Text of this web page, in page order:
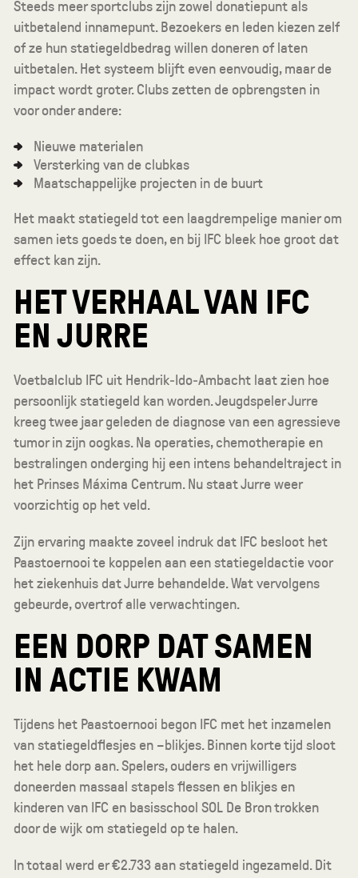
Steeds meer sportclubs zijn zowel donatiepunt als
uitbetalend innamepunt. Bezoekers en leden kiezen zelf
of ze hun statiegeldbedrag willen doneren of laten
uitbetalen. Het systeem blijft even eenvoudig, maar de
impact wordt groter. Clubs zetten de opbrengsten in
voor onder andere:
Nieuwe materialen
Versterking van de clubkas
Maatschappelijke projecten in de buurt
Het maakt statiegeld tot een laagdrempelige manier om
samen iets goeds te doen, en bij IFC bleek hoe groot dat
effect kan zijn.
HET VERHAAL VAN IFC
EN JURRE
Voetbalclub IFC uit Hendrik‑Ido‑Ambacht laat zien hoe
persoonlijk statiegeld kan worden. Jeugdspeler Jurre
kreeg twee jaar geleden de diagnose van een agressieve
tumor in zijn oogkas. Na operaties, chemotherapie en
bestralingen onderging hij een intens behandeltraject in
het Prinses Máxima Centrum. Nu staat Jurre weer
voorzichtig op het veld.
Zijn ervaring maakte zoveel indruk dat IFC besloot het
Paastoernooi te koppelen aan een statiegeldactie voor
het ziekenhuis dat Jurre behandelde. Wat vervolgens
gebeurde, overtrof alle verwachtingen.
EEN DORP DAT SAMEN
IN ACTIE KWAM
Tijdens het Paastoernooi begon IFC met het inzamelen
van statiegeldflesjes en –blikjes. Binnen korte tijd sloot
het hele dorp aan. Spelers, ouders en vrijwilligers
doneerden massaal stapels flessen en blikjes en
kinderen van IFC en basisschool SOL De Bron trokken
door de wijk om statiegeld op te halen.
In totaal werd er €2.733 aan statiegeld ingezameld. Dit